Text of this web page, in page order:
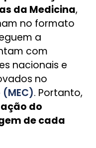
da Medicina,
no formato
a
com
nacionais e
no
. Portanto,
do
de cada